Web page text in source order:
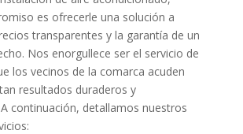
es ofrecerle una solución a
transparentes y la garantía de un
Nos enorgullece ser el servicio de
los vecinos de la comarca acuden
resultados duraderos y
continuación, detallamos nuestros